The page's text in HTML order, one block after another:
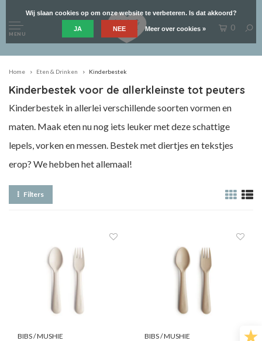
MENU
0
Home Eten & Drinken Kinderbestek
Kinderbestek voor de allerkleinste tot peuters
Kinderbestek in allerlei verschillende soorten vormen en
maten. Maak eten nu nog iets leuker met deze schattige
lepels, vorken en messen. Bestek met diertjes en tekstjes
erop? We hebben het allemaal!
Filters
BIBS / MUSHIE
BIBS / MUSHIE
Wij slaan cookies op om onze website te verbeteren. Is dat akkoord?
JA NEE Meer over cookies »